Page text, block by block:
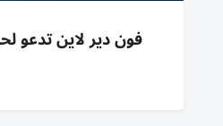
فون دير لاين تدعو